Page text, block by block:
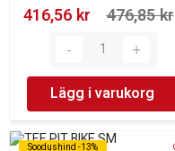
416,56 kr‎
476,85 kr‎
Lägg i varukorg
Soodushind -13%
Soodushind -13%